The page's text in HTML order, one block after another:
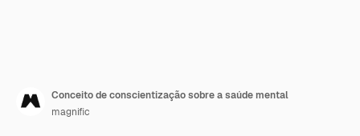
Conceito de conscientização sobre a saúde mental
magnific